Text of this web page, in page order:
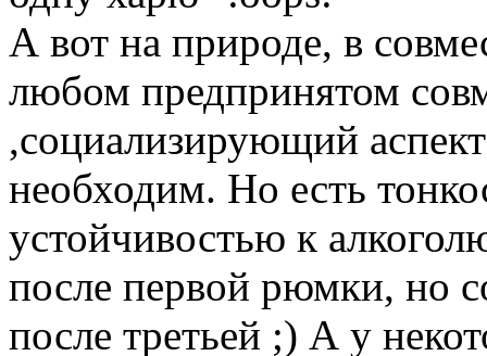
А вот на природе, в
любом предпринятом
,социализирующий
необходим. Но есть
устойчивостью к
после первой рюмки, но
после третьей ;) А у